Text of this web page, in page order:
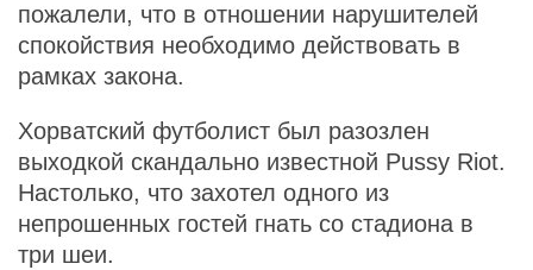
пожалели, что в отношении нарушителей
спокойствия необходимо действовать в
рамках закона.
Хорватский футболист был разозлен
выходкой скандально известной Pussy Riot.
Настолько, что захотел одного из
непрошенных гостей гнать со стадиона в
три шеи.